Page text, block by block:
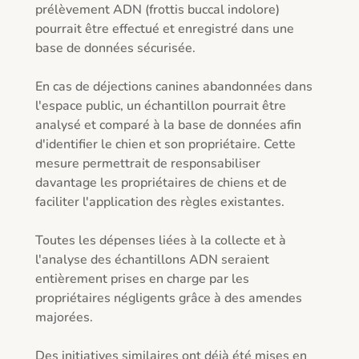
prélèvement ADN (frottis buccal indolore)
pourrait être effectué et enregistré dans une
base de données sécurisée.
En cas de déjections canines abandonnées dans
l'espace public, un échantillon pourrait être
analysé et comparé à la base de données afin
d'identifier le chien et son propriétaire. Cette
mesure permettrait de responsabiliser
davantage les propriétaires de chiens et de
faciliter l'application des règles existantes.
Toutes les dépenses liées à la collecte et à
l'analyse des échantillons ADN seraient
entièrement prises en charge par les
propriétaires négligents grâce à des amendes
majorées.